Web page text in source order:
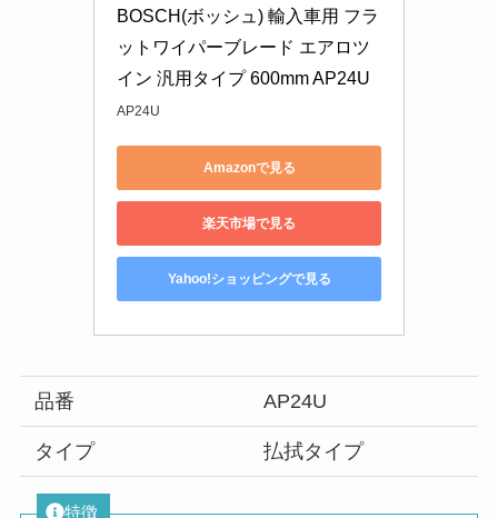
BOSCH(ボッシュ) 輸入車用 フラ
ットワイパーブレード エアロツ
イン 汎用タイプ 600mm AP24U
AP24U
Amazonで見る
楽天市場で見る
Yahoo!ショッピングで見る
品番 AP24U
タイプ 払拭タイプ
特徴